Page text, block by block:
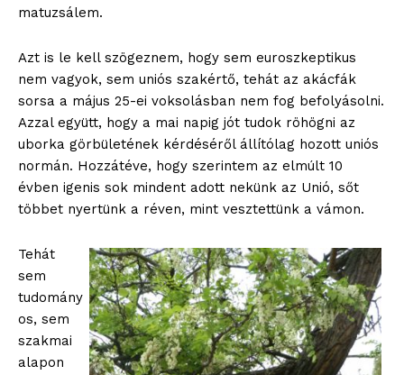
matuzsálem.
Azt is le kell szögeznem, hogy sem euroszkeptikus
nem vagyok, sem uniós szakértő, tehát az akácfák
sorsa a május 25-ei voksolásban nem fog befolyásolni.
Azzal együtt, hogy a mai napig jót tudok röhögni az
uborka görbületének kérdéséről állítólag hozott uniós
normán. Hozzátéve, hogy szerintem az elmúlt 10
évben igenis sok mindent adott nekünk az Unió, sőt
többet nyertünk a réven, mint vesztettünk a vámon.
Tehát
sem
tudomány
os, sem
szakmai
alapon